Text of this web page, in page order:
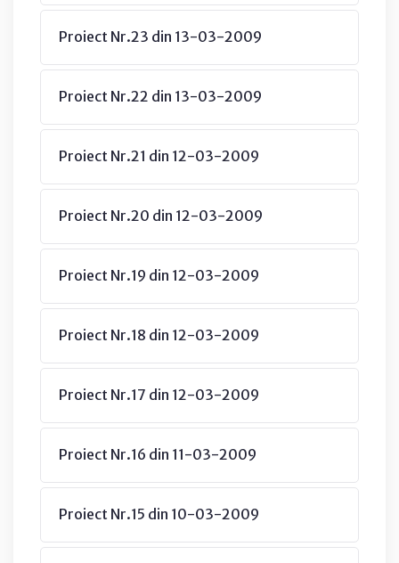
Proiect Nr.23 din 13-03-2009
Proiect Nr.22 din 13-03-2009
Proiect Nr.21 din 12-03-2009
Proiect Nr.20 din 12-03-2009
Proiect Nr.19 din 12-03-2009
Proiect Nr.18 din 12-03-2009
Proiect Nr.17 din 12-03-2009
Proiect Nr.16 din 11-03-2009
Proiect Nr.15 din 10-03-2009